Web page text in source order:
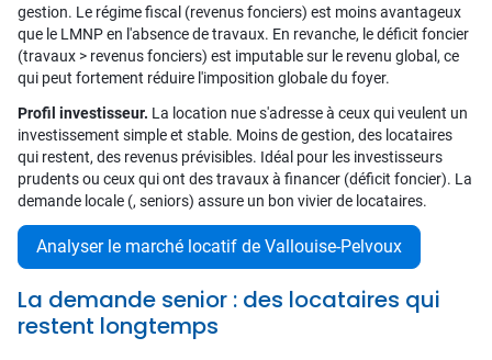
gestion. Le régime fiscal (revenus fonciers) est moins avantageux
que le LMNP en l'absence de travaux. En revanche, le déficit foncier
(travaux > revenus fonciers) est imputable sur le revenu global, ce
qui peut fortement réduire l'imposition globale du foyer.
Profil investisseur. La location nue s'adresse à ceux qui veulent un
investissement simple et stable. Moins de gestion, des locataires
qui restent, des revenus prévisibles. Idéal pour les investisseurs
prudents ou ceux qui ont des travaux à financer (déficit foncier). La
demande locale (, seniors) assure un bon vivier de locataires.
Analyser le marché locatif de Vallouise-Pelvoux
La demande senior : des locataires qui
restent longtemps